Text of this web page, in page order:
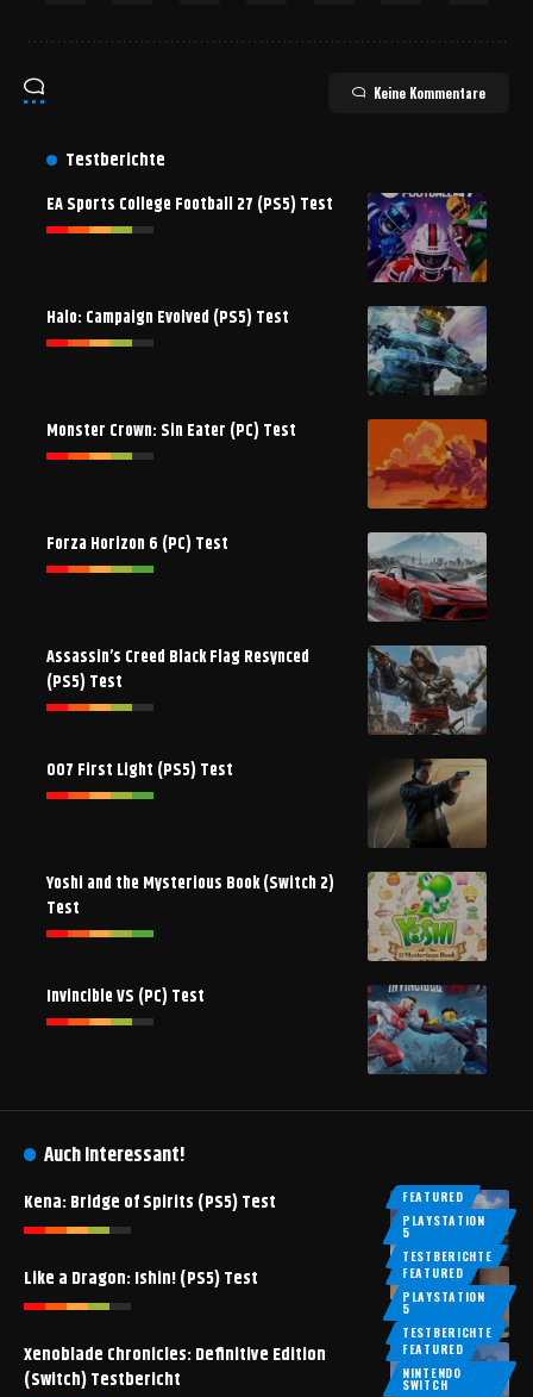
Keine Kommentare
Testberichte
EA Sports College Football 27 (PS5) Test
Halo: Campaign Evolved (PS5) Test
Monster Crown: Sin Eater (PC) Test
Forza Horizon 6 (PC) Test
Assassin’s Creed Black Flag Resynced
(PS5) Test
007 First Light (PS5) Test
Yoshi and the Mysterious Book (Switch 2)
Test
Invincible VS (PC) Test
Auch interessant!
FEATURED
PLAYSTATION
5
TESTBERICHTE
Kena: Bridge of Spirits (PS5) Test
FEATURED
PLAYSTATION
5
TESTBERICHTE
Like a Dragon: Ishin! (PS5) Test
FEATURED
NINTENDO
SWITCH
Xenoblade Chronicles: Definitive Edition
(Switch) Testbericht